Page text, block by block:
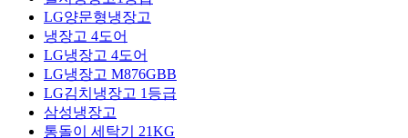
LG양문형냉장고
냉장고 4도어
LG냉장고 4도어
LG냉장고 M876GBB
LG김치냉장고 1등급
삼성냉장고
통돌이 세탁기 21KG